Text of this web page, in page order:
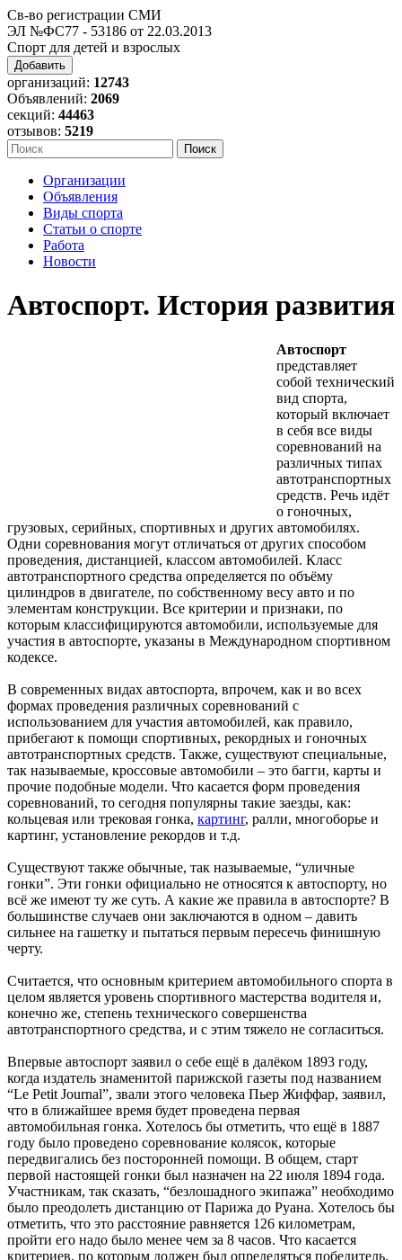
Св-во регистрации СМИ
ЭЛ №ФС77 - 53186 от 22.03.2013
Спорт для детей и взрослых
Добавить
организаций: 12743
Объявлений: 2069
секций: 44463
отзывов: 5219
Организации
Объявления
Виды спорта
Статьи о спорте
Работа
Новости
Автоспорт. История развития
Автоспорт
представляет
собой технический
вид спорта,
который включает
в себя все виды
соревнований на
различных типах
автотранспортных
средств. Речь идёт
о гоночных,
грузовых, серийных, спортивных и других автомобилях.
Одни соревнования могут отличаться от других способом
проведения, дистанцией, классом автомобилей. Класс
автотранспортного средства определяется по объёму
цилиндров в двигателе, по собственному весу авто и по
элементам конструкции. Все критерии и признаки, по
которым классифицируются автомобили, используемые для
участия в автоспорте, указаны в Международном спортивном
кодексе.
В современных видах автоспорта, впрочем, как и во всех
формах проведения различных соревнований с
использованием для участия автомобилей, как правило,
прибегают к помощи спортивных, рекордных и гоночных
автотранспортных средств. Также, существуют специальные,
так называемые, кроссовые автомобили – это багги, карты и
прочие подобные модели. Что касается форм проведения
соревнований, то сегодня популярны такие заезды, как:
кольцевая или трековая гонка, картинг, ралли, многоборье и
картинг, установление рекордов и т.д.
Существуют также обычные, так называемые, “уличные
гонки”. Эти гонки официально не относятся к автоспорту, но
всё же имеют ту же суть. А какие же правила в автоспорте? В
большинстве случаев они заключаются в одном – давить
сильнее на гашетку и пытаться первым пересечь финишную
черту.
Считается, что основным критерием автомобильного спорта в
целом является уровень спортивного мастерства водителя и,
конечно же, степень технического совершенства
автотранспортного средства, и с этим тяжело не согласиться.
Впервые автоспорт заявил о себе ещё в далёком 1893 году,
когда издатель знаменитой парижской газеты под названием
“Le Petit Journal”, звали этого человека Пьер Жиффар, заявил,
что в ближайшее время будет проведена первая
автомобильная гонка. Хотелось бы отметить, что ещё в 1887
году было проведено соревнование колясок, которые
передвигались без посторонней помощи. В общем, старт
первой настоящей гонки был назначен на 22 июля 1894 года.
Участникам, так сказать, “безлошадного экипажа” необходимо
было преодолеть дистанцию от Парижа до Руана. Хотелось бы
отметить, что это расстояние равняется 126 километрам,
пройти его надо было менее чем за 8 часов. Что касается
критериев, по которым должен был определяться победитель,